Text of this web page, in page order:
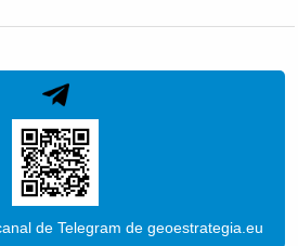
de Telegram de geoestrategia.eu